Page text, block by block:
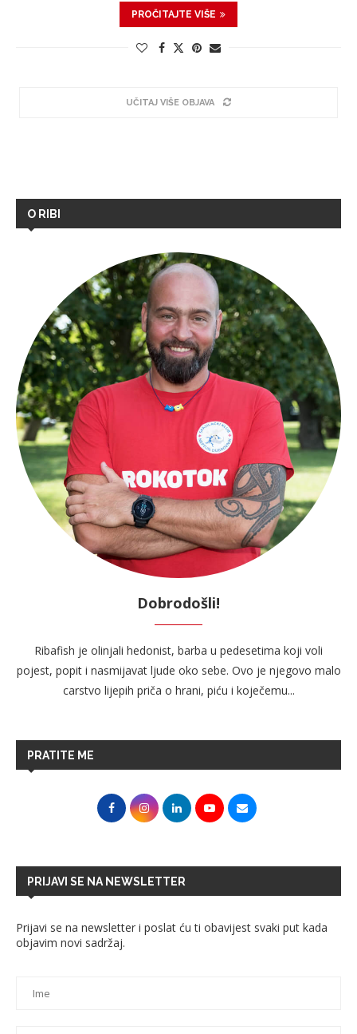
PROČITAJTE VIŠE
UČITAJ VIŠE OBJAVA
O RIBI
Dobrodošli!
Ribafish je olinjali hedonist, barba u pedesetima koji voli
pojest, popit i nasmijavat ljude oko sebe. Ovo je njegovo malo
carstvo lijepih priča o hrani, piću i koječemu...
PRATITE ME
PRIJAVI SE NA NEWSLETTER
Prijavi se na newsletter i poslat ću ti obavijest svaki put kada
objavim novi sadržaj.